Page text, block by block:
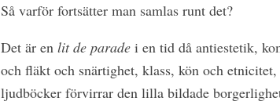
Så varför fortsätter man samlas runt det?
Det är en lit de paradei en tid då antiestetik,
och fläkt och snärtighet, klass, kön och etnicitet,
ljudböcker förvirrar den lilla bildade